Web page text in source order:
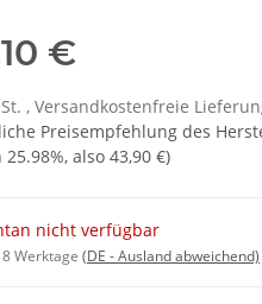
€
, Versandkostenfreie
Preisempfehlung des
25.98%, also 43,90 €)
nicht verfügbar
Werktage (DE - Ausland abweichend)